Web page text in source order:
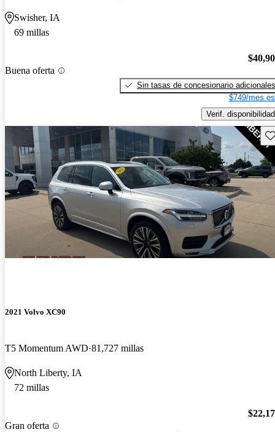
Swisher, IA
69 millas
Buena oferta
Sin tasas de concesionario adicionales
$749/mes
Verif. disponibilidad
2021 Volvo XC90
T5 Momentum AWD 81,727 millas
North Liberty, IA
72 millas
Gran oferta